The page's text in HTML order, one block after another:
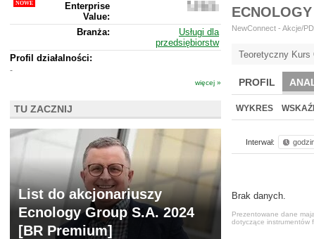
NewConnect - Akcje/
Teoretyczny Kurs
PROFIL
WYKRES
Interwał:
Brak danych.
Prezentowane dane
dotyczące instrumentów
Enterprise
Value:
5
328
Branża:
Usługi dla
przedsiębiorstw
Profil działalności:
-
więcej »
TU ZACZNIJ
List do akcjonariuszy
Ecnology Group S.A. 2024
[BR Premium]